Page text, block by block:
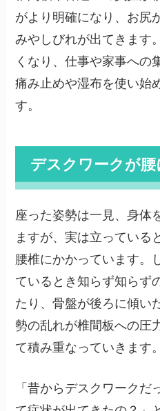
がより明確になり、お尻
みやしびれが出てきます
くなり、仕事や家事への
痛み止めや湿布を使い始
す。
デスクワークが
座った姿勢は一見、身体
ますが、実は立っている
腰椎にかかっています。
ているとき知らず知らず
たり、骨盤が後ろに傾い
勢の乱れが椎間板への圧
て積み重なっていきます。
「昔からデスクワークだ